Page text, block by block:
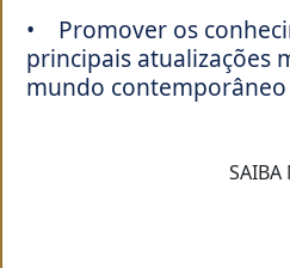
• Promover os
principais atualizações
mundo
SAIBA